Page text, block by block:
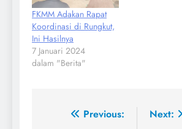
FKMM Adakan Rapat
Koordinasi di Rungkut,
Ini Hasilnya
7 Januari 2024
dalam "Berita"
NavigasiPrevious:
Next: